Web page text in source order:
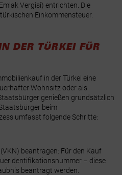
Vergisi) entrichten. Die
Einkommensteuer.
DER TÜRKEI FÜR
in der Türkei eine
Wohnsitz oder als
genießen grundsätzlich
beim
umfasst folgende Schritte:
beantragen: Für den Kauf
– diese
beantragt werden.